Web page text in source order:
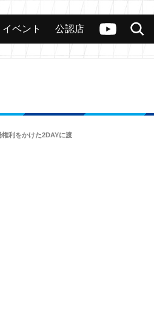
ヴァンガードch
検索
会 公認店舗 その他
ベント 公認店
利をかけた2DAYに渡